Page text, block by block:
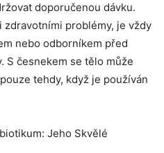
‌doporučenou dávku.
zdravotními problémy, je vždy
nebo odborníkem před
S‍ česnekem se tělo ​může
tehdy, když je‍ používán